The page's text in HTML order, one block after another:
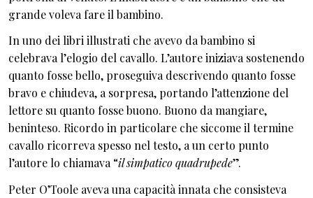
grande voleva fare il bambino.
In uno dei libri illustrati che avevo da bambino si
celebrava l’elogio del cavallo. L’autore iniziava sostenendo
quanto fosse bello, proseguiva descrivendo quanto fosse
bravo e chiudeva, a sorpresa, portando l’attenzione del
lettore su quanto fosse buono. Buono da mangiare,
beninteso. Ricordo in particolare che siccome il termine
cavallo ricorreva spesso nel testo, a un certo punto
l’autore lo chiamava “il simpatico quadrupede”.
Peter O’Toole aveva una capacità innata che consisteva